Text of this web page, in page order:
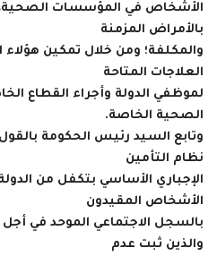
الأشخاص في المؤسسات الصحية،
بالأمراض المزمنة
والمكلفة؛ ومن خلال تمكين
العلاجات المتاحة
لموظفي الدولة وأجراء القطاع
الصحية الخاصة.
وتابع السيد رئيس الحكومة
نظام التأمين
الإجباري الأساسي بتكفل من
الأشخاص المقيدون
والذين ثبت عدم